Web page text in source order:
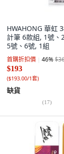
HWAHONG 華虹
計筆 6款組, 1號、
5號、6號, 1組
首購折扣價 46%
$193
($193.00/1套)
缺貨
(17)